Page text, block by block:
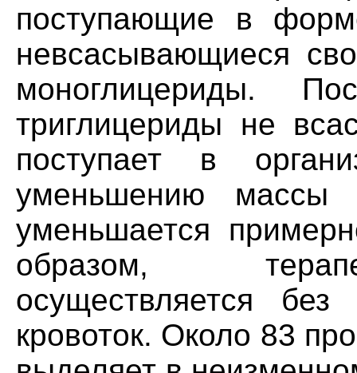
поступающие в
невсасывающиеся
моноглицериды.
триглицериды не
поступает в
уменьшению массы
уменьшается
образом,
осуществляется
кровоток. Около 83